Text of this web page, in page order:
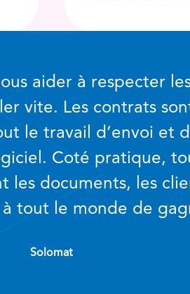
aider à respecter
vite. Les contrats
le travail d’envoi et
Coté pratique,
documents, les
tout le monde de
Solomat